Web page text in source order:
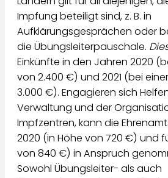
Impfung beteiligt sind, z. B. in
Aufklärungsgesprächen oder
die Übungsleiterpauschale.
Einkünfte in den Jahren 2020
von 2.400 €) und 2021 (bei
3.000 €). Engagieren sich
Verwaltung und der
Impfzentren, kann die
2020 (in Höhe von 720 €) und
von 840 €) in Anspruch
Sowohl Übungsleiter- als auch